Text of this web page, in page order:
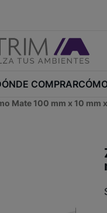
COMPRAR
Mate 100 mm x 10 mm